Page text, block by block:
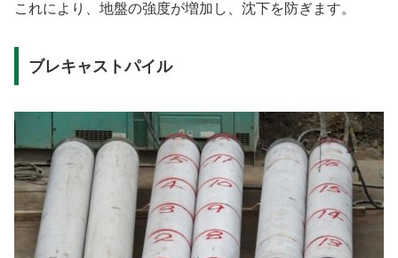
これにより、地盤の強度が増加し、沈下を防ぎます。
ブレキャストパイル